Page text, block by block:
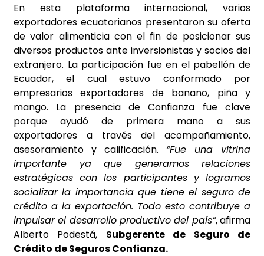
En esta plataforma internacional, varios
exportadores ecuatorianos presentaron su oferta
de valor alimenticia con el fin de posicionar sus
diversos productos ante inversionistas y socios del
extranjero. La participación fue en el pabellón de
Ecuador, el cual estuvo conformado por
empresarios exportadores de banano, piña y
mango. La presencia de Confianza fue clave
porque ayudó de primera mano a sus
exportadores a través del acompañamiento,
asesoramiento y calificación. “Fue una vitrina
importante ya que generamos relaciones
estratégicas con los participantes y logramos
socializar la importancia que tiene el seguro de
crédito a la exportación. Todo esto contribuye a
impulsar el desarrollo productivo del país”, afirma
Alberto Podestá, Subgerente de Seguro de
Crédito de Seguros Confianza.